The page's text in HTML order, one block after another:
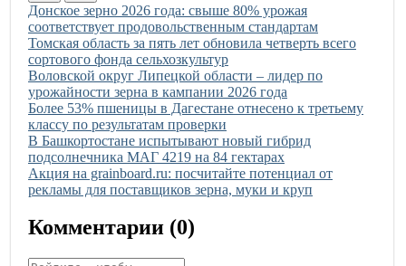
Иллюстрация новости
Донское зерно 2026 года: свыше 80% урожая
соответствует продовольственным стандартам
Иллюстрация новости
Томская область за пять лет обновила четверть всего
сортового фонда сельхозкультур
Иллюстрация новости
Воловской округ Липецкой области – лидер по
урожайности зерна в кампании 2026 года
Иллюстрация новости
Более 53% пшеницы в Дагестане отнесено к третьему
классу по результатам проверки
Иллюстрация новости
В Башкортостане испытывают новый гибрид
подсолнечника МАГ 4219 на 84 гектарах
Иллюстрация новости
Акция на grainboard.ru: посчитайте потенциал от
рекламы для поставщиков зерна, муки и круп
Комментарии (0)